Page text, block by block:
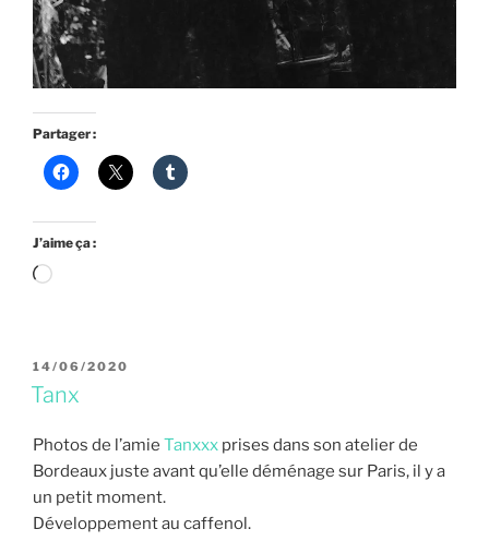
Partager :
J’aime ça :
Chargement…
PUBLIÉ
LE
14/06/2020
Tanx
Photos de l’amie Tanxxx prises dans son atelier de
Bordeaux juste avant qu’elle déménage sur Paris, il y a
un petit moment.
Développement au caffenol.